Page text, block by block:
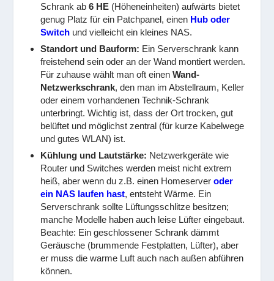
Schrank ab6 HE (Höheneinheiten) aufwärts bietet
genug Platz für ein Patchpanel, einen Hub oder
Switch und vielleicht ein kleines NAS.
Standort und Bauform: Ein Serverschrank kann
freistehend sein oder an der Wand montiert werden.
Für zuhause wählt man oft einenWand-
Netzwerkschrank, den man im Abstellraum, Keller
oder einem vorhandenen Technik-Schrank
unterbringt. Wichtig ist, dass der Ort trocken, gut
belüftet und möglichst zentral (für kurze Kabelwege
und gutes WLAN) ist.
Kühlung und Lautstärke: Netzwerkgeräte wie
Router und Switches werden meist nicht extrem
heiß, aber wenn du z.B. einen Homeserveroder
ein NAS laufen hast, entsteht Wärme. Ein
Serverschrank sollte Lüftungsschlitze besitzen;
manche Modelle haben auch leise Lüfter eingebaut.
Beachte: Ein geschlossener Schrank dämmt
Geräusche (brummende Festplatten, Lüfter), aber
er muss die warme Luft auch nach außen abführen
können.